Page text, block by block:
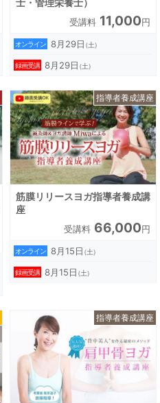
士・管理栄養士）
受講料 11,000円
オンライン 8月29日（土）
録画受講 8月29日（土）
筋膜リリースヨガ指導者養成講
座
受講料 66,000円
オンライン 8月15日（土）
録画受講 8月15日（土）
指導者養成講座
指導者養成講座